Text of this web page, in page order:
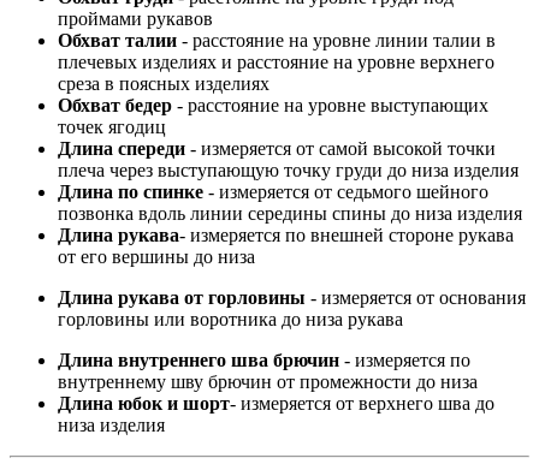
проймами рукавов
Обхват талии - расстояние на уровне линии талии в
плечевых изделиях и расстояние на уровне верхнего
среза в поясных изделиях
Обхват бедер - расстояние на уровне выступающих
точек ягодиц
Длина спереди - измеряется от самой высокой точки
плеча через выступающую точку груди до низа изделия
Длина по спинке - измеряется от седьмого шейного
позвонка вдоль линии середины спины до низа изделия
Длина рукава- измеряется по внешней стороне рукава
от его вершины до низа
Длина рукава от горловины - измеряется от основания
горловины или воротника до низа рукава
Длина внутреннего шва брючин - измеряется по
внутреннему шву брючин от промежности до низа
Длина юбок и шорт- измеряется от верхнего шва до
низа изделия